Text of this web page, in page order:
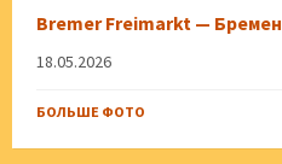
Bremer Freimarkt — Бремен
18.05.2026
БОЛЬШЕ ФОТО